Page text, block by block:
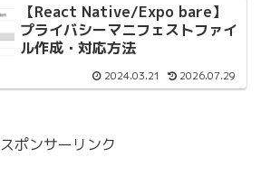
【React Native/Expo bare】
プライバシーマニフェストファイ
ル作成・対応方法
2024.03.21 2026.07.29
スポンサーリンク